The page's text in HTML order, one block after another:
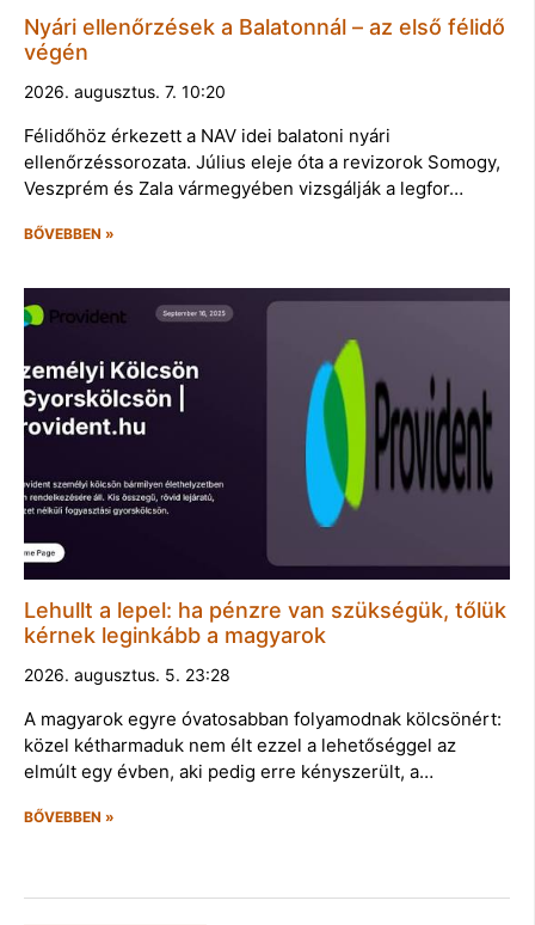
Nyári ellenőrzések a Balatonnál – az első félidő
végén
2026. augusztus. 7. 10:20
Félidőhöz érkezett a NAV idei balatoni nyári
ellenőrzéssorozata. Július eleje óta a revizorok Somogy,
Veszprém és Zala vármegyében vizsgálják a legfor…
BŐVEBBEN »
Lehullt a lepel: ha pénzre van szükségük, tőlük
kérnek leginkább a magyarok
2026. augusztus. 5. 23:28
A magyarok egyre óvatosabban folyamodnak kölcsönért:
közel kétharmaduk nem élt ezzel a lehetőséggel az
elmúlt egy évben, aki pedig erre kényszerült, a…
BŐVEBBEN »